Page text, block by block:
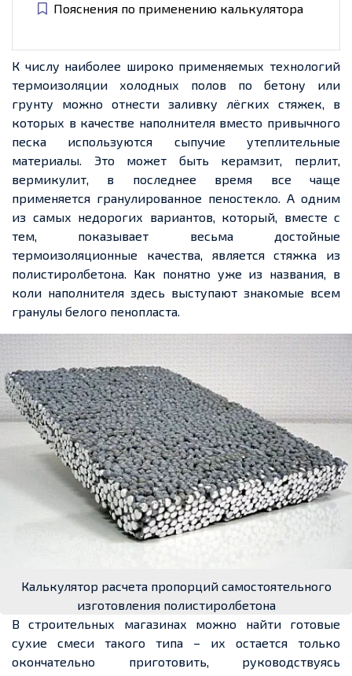
Пояснения по применению калькулятора
К числу наиболее широко применяемых технологий
термоизоляции холодных полов по бетону или
грунту можно отнести заливку лёгких стяжек, в
которых в качестве наполнителя вместо привычного
песка используются сыпучие утеплительные
материалы. Это может быть керамзит, перлит,
вермикулит, в последнее время все чаще
применяется гранулированное пеностекло. А одним
из самых недорогих вариантов, который, вместе с
тем, показывает весьма достойные
термоизоляционные качества, является стяжка из
полистиролбетона. Как понятно уже из названия, в
коли наполнителя здесь выступают знакомые всем
гранулы белого пенопласта.
Калькулятор расчета пропорций самостоятельного
изготовления полистиролбетона
В строительных магазинах можно найти готовые
сухие смеси такого типа – их остается только
окончательно приготовить, руководствуясь